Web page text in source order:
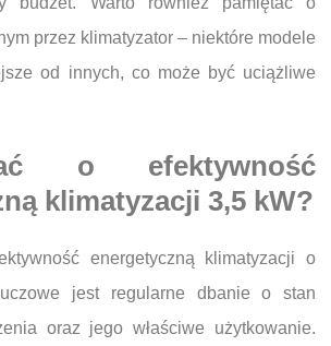
przez klimatyzator – niektóre modele
od innych, co może być uciążliwe
o efektywność
klimatyzacji 3,5 kW?
energetyczną klimatyzacji o
jest regularne dbanie o stan
oraz jego właściwe użytkowanie.